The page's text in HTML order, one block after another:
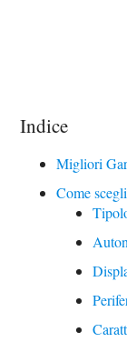
Indice
Migliori
Come